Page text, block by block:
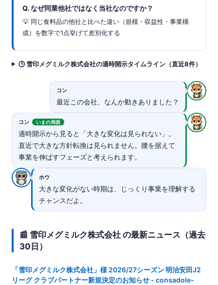
Q. なぜ同業他社ではなく当社なのですか？
💡 同じ食料品の他社と比べた違い（規模・収益性・事業構
成）を数字で1点挙げて差別化する
🕒 雪印メグミルク株式会社の適時開示タイムライン（直近8件）
コン
最近この会社、なんか動きありました？
コン いまの局面
適時開示から見ると「大きな変化は見られない」。
直近で大きな方針転換は見られません。腰を据えて
事業を伸ばすフェーズと考えられます。
ホウ
大きな変化がない時期は、じっくり事業を理解する
チャンスだよ。
📰 雪印メグミルク株式会社 の最新ニュース（過去
30日）
「雪印メグミルク株式会社」様 2026/27シーズン 明治安田J2
リーグ クラブパートナー新規決定のお知らせ - consadole-